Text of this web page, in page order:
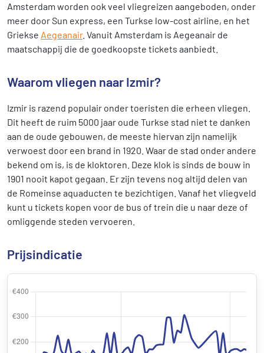
Amsterdam worden ook veel vliegreizen aangeboden, onder
meer door Sun express, een Turkse low-cost airline, en het
Griekse Aegeanair. Vanuit Amsterdam is Aegeanair de
maatschappij die de goedkoopste tickets aanbiedt.
Waarom vliegen naar Izmir?
Izmir is razend populair onder toeristen die erheen vliegen.
Dit heeft de ruim 5000 jaar oude Turkse stad niet te danken
aan de oude gebouwen, de meeste hiervan zijn namelijk
verwoest door een brand in 1920. Waar de stad onder andere
bekend om is, is de kloktoren. Deze klok is sinds de bouw in
1901 nooit kapot gegaan. Er zijn tevens nog altijd delen van
de Romeinse aquaducten te bezichtigen. Vanaf het vliegveld
kunt u tickets kopen voor de bus of trein die u naar deze of
omliggende steden vervoeren.
Prijsindicatie